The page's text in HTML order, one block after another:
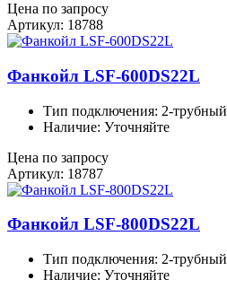
Цена по запросу
Артикул: 18788
Фанкойл LSF-600DS22L
Тип подключения: 2-трубный
Наличие: Уточняйте
Цена по запросу
Артикул: 18787
Фанкойл LSF-800DS22L
Тип подключения: 2-трубный
Наличие: Уточняйте